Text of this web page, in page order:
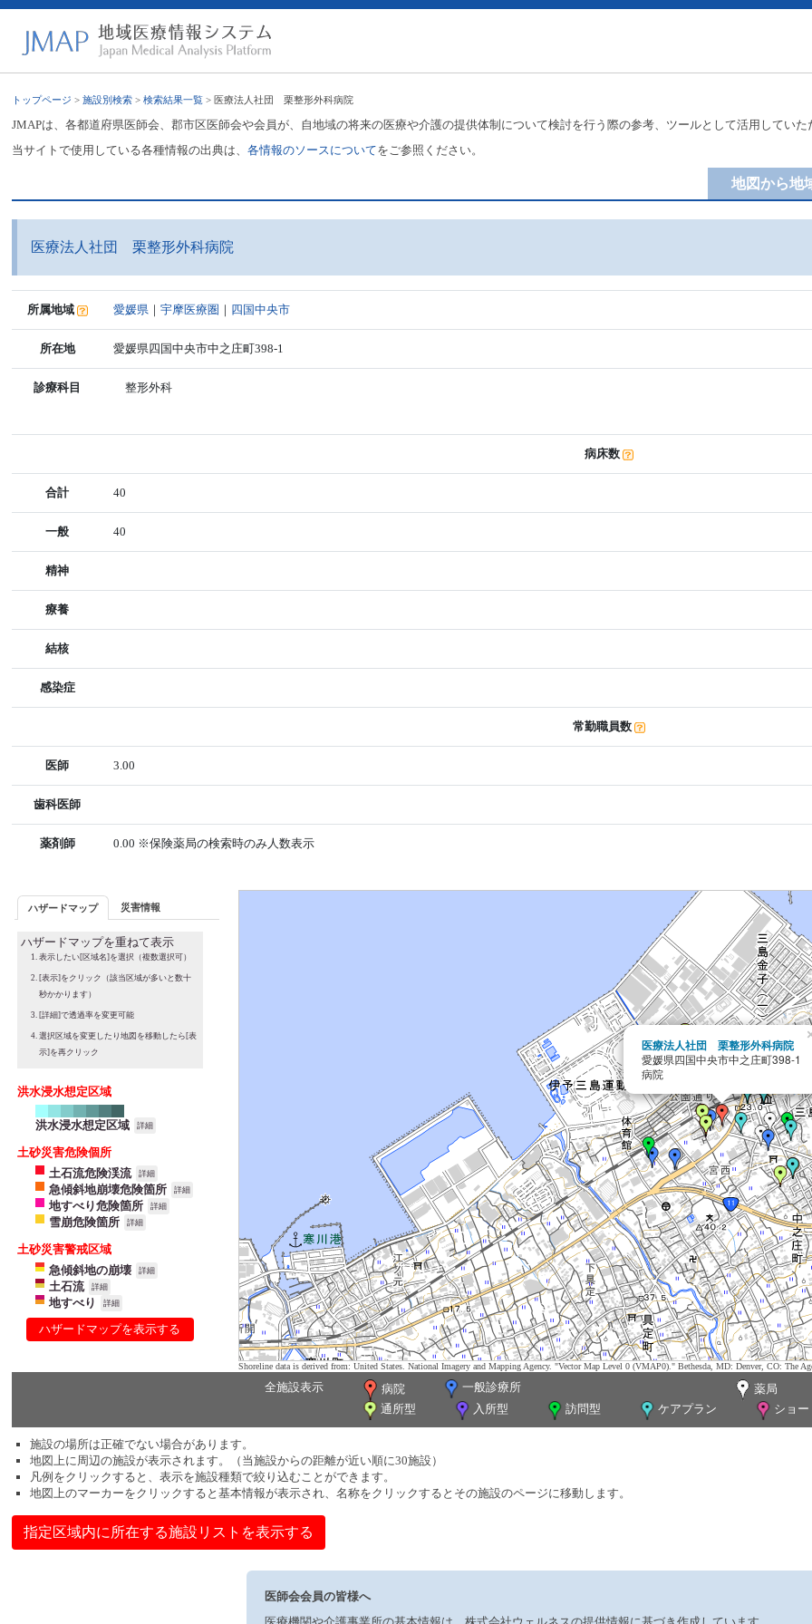
トップページ >施設別検索 >検索結果一覧 > 医療法人社団 栗整形外科病院
JMAPは、各都道府県医師会、郡市区医師会や会員が、自地域の将来の医療や介護の提供体制について検討を行う際の参考、ツールとして活用してい
当サイトで使用している各種情報の出典は、各情報のソースについてをご参照ください。
地図から地
医療法人社団 栗整形外科病院
所属地域 愛媛県 ｜宇摩医療圏 ｜ 四国中央市
所在地 愛媛県四国中央市中之庄町398-1
診療科目 整形外科
病床数
合計 40
一般 40
精神
療養
結核
感染症
常勤職員数
医師 3.00
歯科医師
薬剤師 0.00 ※保険薬局の検索時のみ人数表示
ハザードマップ 災害情報
ハザードマップを重ねて表示
表示したい[区域名]を選択（複数選択可）
[表示]をクリック（該当区域が多いと数十
秒かかります）
[詳細]で透過率を変更可能
選択区域を変更したり地図を移動したら[表
示]を再クリック
洪水浸水想定区域
洪水浸水想定区域 詳細
土砂災害危険個所
土石流危険渓流
詳細
急傾斜地崩壊危険箇所 詳細
地すべり危険箇所 詳細
雪崩危険箇所 詳細
土砂災害警戒区域
急傾斜地の崩壊
詳細
土石流 詳細
地すべり 詳細
ハザードマップを表示する
医療法人社団 栗整形外科病院
愛媛県四国中央市中之庄町398-1
病院
Shoreline data is derived from: United States. National Imagery and Mapping Agency. "Vector Map Level 0 (VMAP0)." Bethesda, MD: Denver, CO: The
全施設表示 病院 一般診療所
薬局
通所型
入所型 訪問型 ケアプラン ショ
施設の場所は正確でない場合があります。
地図上に周辺の施設が表示されます。（当施設からの距離が近い順に30施設）
凡例をクリックすると、表示を施設種類で絞り込むことができます。
地図上のマーカーをクリックすると基本情報が表示され、名称をクリックするとその施設のページに移動します。
指定区域内に所在する施設リストを表示する
医師会会員の皆様へ